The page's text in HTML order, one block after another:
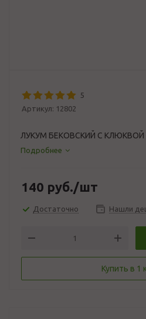
5
Артикул: 12802
ЛУКУМ БЕКОВСКИЙ С КЛЮКВОЙ
Подробнее
140 руб./шт
Достаточно Нашли
Купить в 1